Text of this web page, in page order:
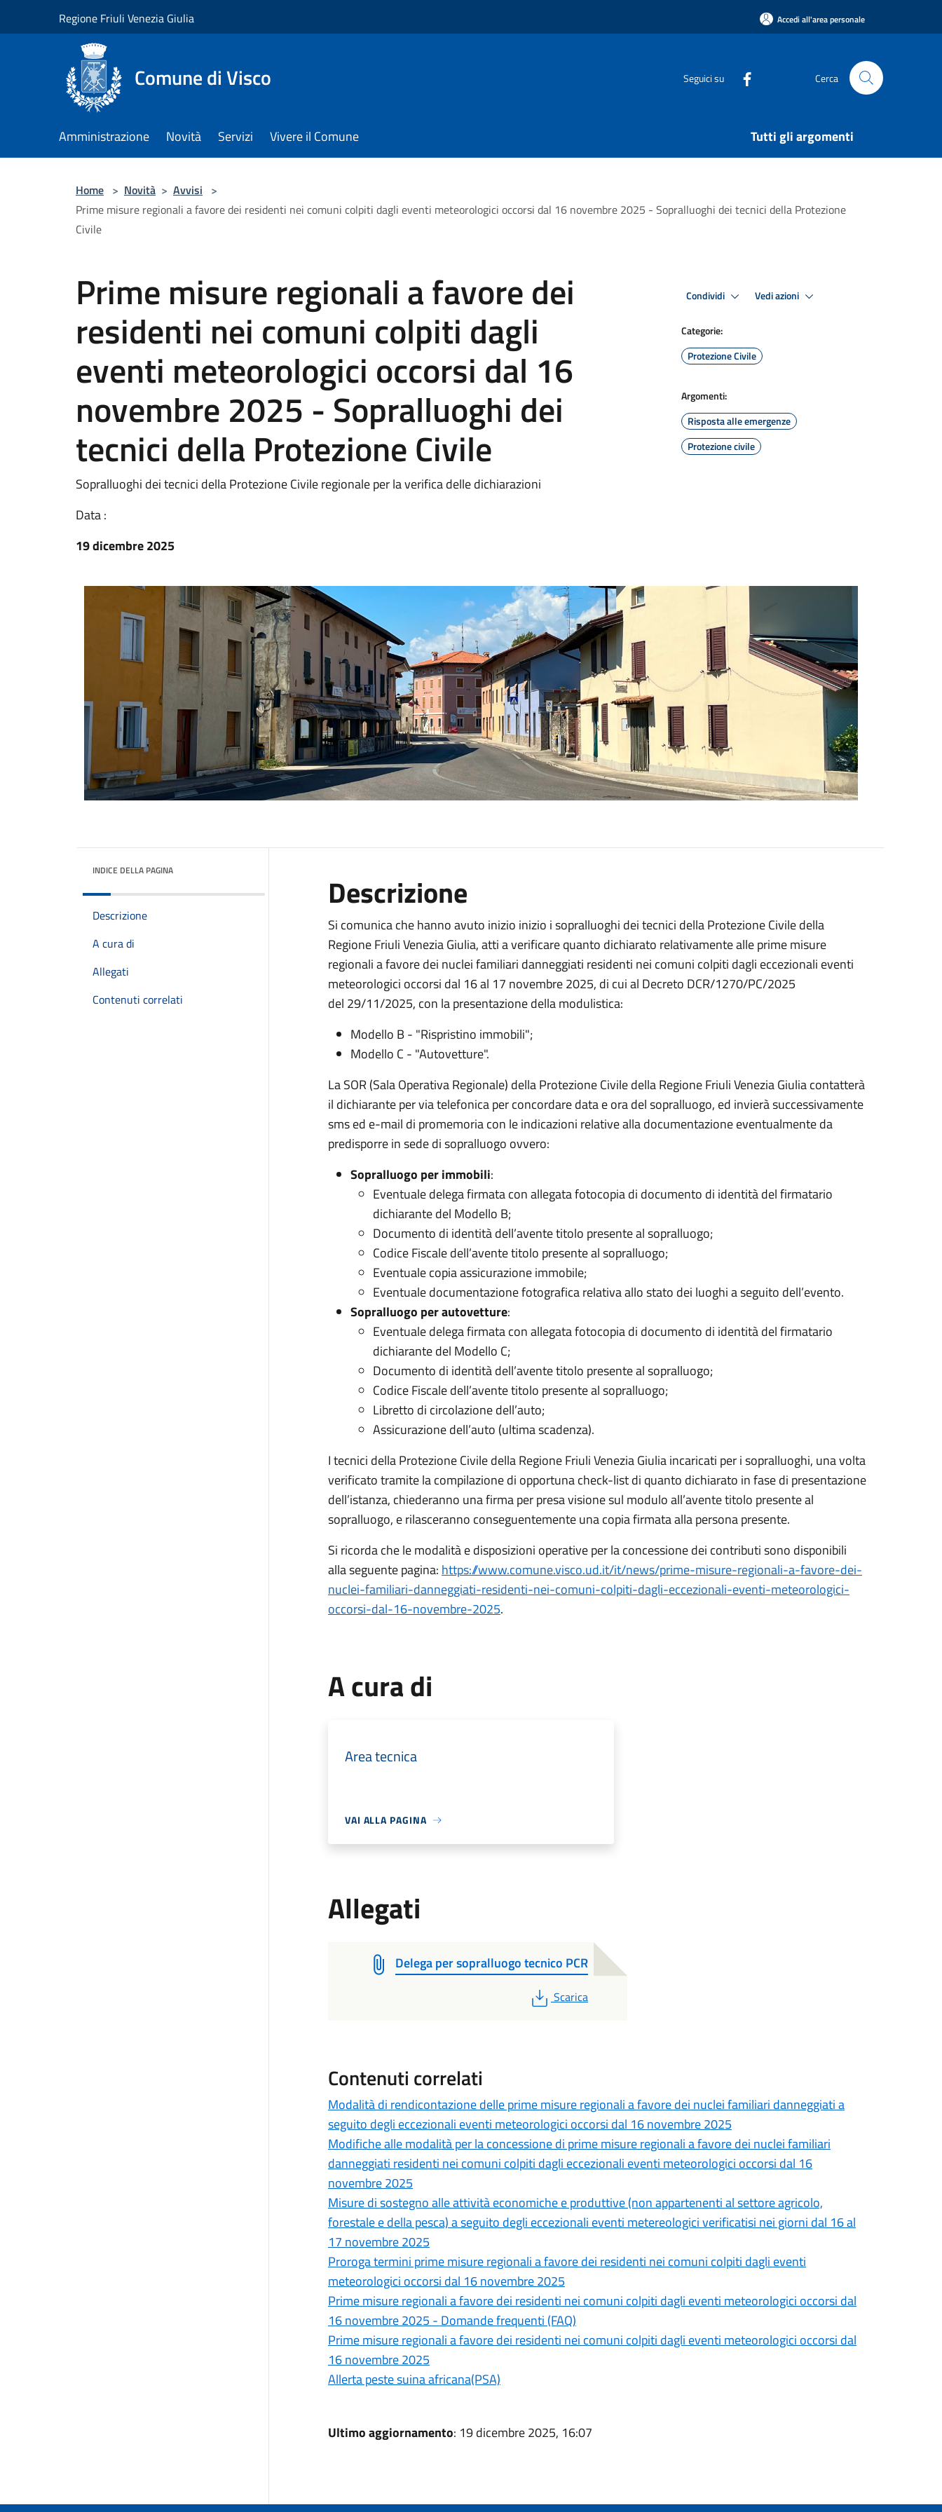
Regione Friuli Venezia Giulia Accedi all'area personale
Comune di Visco Seguici su Cerca
Amministrazione Novità Servizi Vivere il Comune Tutti gli argomenti
Home > Novità > Avvisi >
Prime misure regionali a favore dei residenti nei comuni colpiti dagli eventi meteorologici occorsi dal 16 novembre 2025 - Sopralluoghi dei tecnici della Protezione
Civile
Prime misure regionali a favore dei
residenti nei comuni colpiti dagli
eventi meteorologici occorsi dal 16
novembre 2025 - Sopralluoghi dei
tecnici della Protezione Civile
Sopralluoghi dei tecnici della Protezione Civile regionale per la verifica delle dichiarazioni
Data :
19 dicembre 2025
Condividi Vedi azioni
Categorie:
Protezione Civile
Argomenti:
Risposta alle emergenze
Protezione civile
INDICE DELLA PAGINA
Descrizione
A cura di
Allegati
Contenuti correlati
Descrizione
Si comunica che hanno avuto inizio inizio i sopralluoghi dei tecnici della Protezione Civile della
Regione Friuli Venezia Giulia, atti a verificare quanto dichiarato relativamente alle prime misure
regionali a favore dei nuclei familiari danneggiati residenti nei comuni colpiti dagli eccezionali eventi
meteorologici occorsi dal 16 al 17 novembre 2025, di cui al Decreto DCR/1270/PC/2025
del 29/11/2025, con la presentazione della modulistica:
Modello B - "Rispristino immobili";
Modello C - "Autovetture".
La SOR (Sala Operativa Regionale) della Protezione Civile della Regione Friuli Venezia Giulia contatterà
il dichiarante per via telefonica per concordare data e ora del sopralluogo, ed invierà successivamente
sms ed e-mail di promemoria con le indicazioni relative alla documentazione eventualmente da
predisporre in sede di sopralluogo ovvero:
Sopralluogo per immobili:
Eventuale delega firmata con allegata fotocopia di documento di identità del firmatario
dichiarante del Modello B;
Documento di identità dell’avente titolo presente al sopralluogo;
Codice Fiscale dell’avente titolo presente al sopralluogo;
Eventuale copia assicurazione immobile;
Eventuale documentazione fotografica relativa allo stato dei luoghi a seguito dell’evento.
Sopralluogo per autovetture:
Eventuale delega firmata con allegata fotocopia di documento di identità del firmatario
dichiarante del Modello C;
Documento di identità dell’avente titolo presente al sopralluogo;
Codice Fiscale dell’avente titolo presente al sopralluogo;
Libretto di circolazione dell’auto;
Assicurazione dell’auto (ultima scadenza).
I tecnici della Protezione Civile della Regione Friuli Venezia Giulia incaricati per i sopralluoghi, una volta
verificato tramite la compilazione di opportuna check-list di quanto dichiarato in fase di presentazione
dell’istanza, chiederanno una firma per presa visione sul modulo all’avente titolo presente al
sopralluogo, e rilasceranno conseguentemente una copia firmata alla persona presente.
Si ricorda che le modalità e disposizioni operative per la concessione dei contributi sono disponibili
alla seguente pagina: https://www.comune.visco.ud.it/it/news/prime-misure-regionali-a-favore-dei-
nuclei-familiari-danneggiati-residenti-nei-comuni-colpiti-dagli-eccezionali-eventi-meteorologici-
occorsi-dal-16-novembre-2025.
A cura di
Area tecnica
VAI ALLA PAGINA
Allegati
Delega per sopralluogo tecnico PCR
PDF
Scarica
Contenuti correlati
Modalità di rendicontazione delle prime misure regionali a favore dei nuclei familiari danneggiati a
seguito degli eccezionali eventi meteorologici occorsi dal 16 novembre 2025
Modifiche alle modalità per la concessione di prime misure regionali a favore dei nuclei familiari
danneggiati residenti nei comuni colpiti dagli eccezionali eventi meteorologici occorsi dal 16
novembre 2025
Misure di sostegno alle attività economiche e produttive (non appartenenti al settore agricolo,
forestale e della pesca) a seguito degli eccezionali eventi metereologici verificatisi nei giorni dal 16 al
17 novembre 2025
Proroga termini prime misure regionali a favore dei residenti nei comuni colpiti dagli eventi
meteorologici occorsi dal 16 novembre 2025
Prime misure regionali a favore dei residenti nei comuni colpiti dagli eventi meteorologici occorsi dal
16 novembre 2025 - Domande frequenti (FAQ)
Prime misure regionali a favore dei residenti nei comuni colpiti dagli eventi meteorologici occorsi dal
16 novembre 2025
Allerta peste suina africana(PSA)
Ultimo aggiornamento: 19 dicembre 2025, 16:07